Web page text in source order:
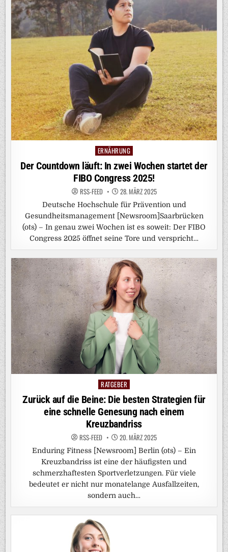
Posted
in
ERNÄHRUNG
Der Countdown läuft: In zwei Wochen startet der
FIBO Congress 2025!
RSS-FEED 28. MÄRZ 2025
Deutsche Hochschule für Prävention und
Gesundheitsmanagement [Newsroom]Saarbrücken
(ots) – In genau zwei Wochen ist es soweit: Der FIBO
Congress 2025 öffnet seine Tore und verspricht…
Posted
RATGEBER
Zurück auf die Beine: Die besten Strategien für
eine schnelle Genesung nach einem
Kreuzbandriss
RSS-FEED 20. MÄRZ 2025
Enduring Fitness [Newsroom] Berlin (ots) – Ein
Kreuzbandriss ist eine der häufigsten und
schmerzhaftesten Sportverletzungen. Für viele
bedeutet er nicht nur monatelange Ausfallzeiten,
sondern auch…